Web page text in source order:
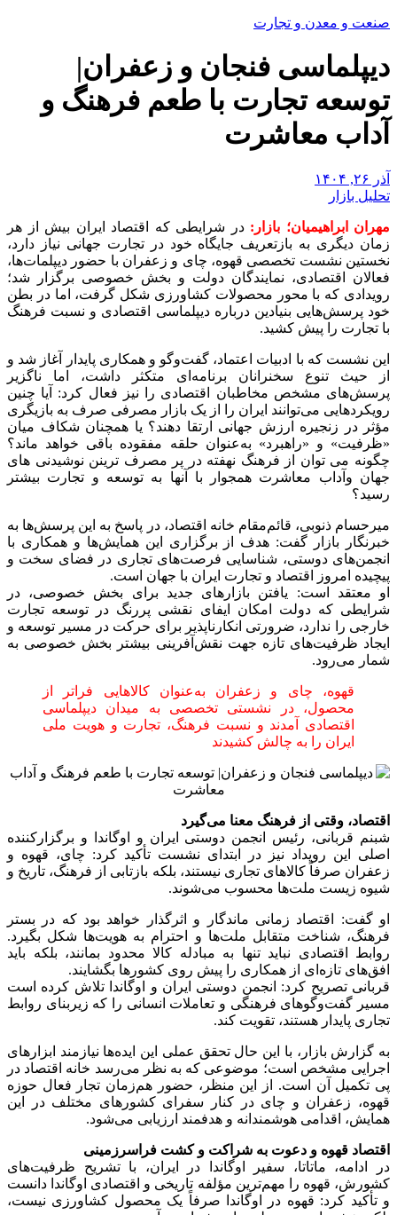
صنعت و معدن و تجارت
دیپلماسی فنجان و زعفران|
توسعه تجارت با طعم فرهنگ و
آداب معاشرت
آذر ۲۶, ۱۴۰۴
تحلیل بازار
مهران ابراهیمیان؛ بازار: در شرایطی که اقتصاد ایران بیش از هر
زمان دیگری به بازتعریف جایگاه خود در تجارت جهانی نیاز دارد،
نخستین نشست تخصصی قهوه، چای و زعفران با حضور دیپلمات‌ها،
فعالان اقتصادی، نمایندگان دولت و بخش خصوصی برگزار شد؛
رویدادی که با محور محصولات کشاورزی شکل گرفت، اما در بطن
خود پرسش‌هایی بنیادین درباره دیپلماسی اقتصادی و نسبت فرهنگ
با تجارت را پیش کشید.
این نشست که با ادبیات اعتماد، گفت‌وگو و همکاری پایدار آغاز شد و
از حیث تنوع سخنرانان برنامه‌ای متکثر داشت، اما ناگزیر
پرسش‌های مشخص مخاطبان اقتصادی را نیز فعال کرد: آیا چنین
رویکردهایی می‌توانند ایران را از یک بازار مصرفی صرف به بازیگری
مؤثر در زنجیره ارزش جهانی ارتقا دهند؟ یا همچنان شکاف میان
«ظرفیت» و «راهبرد» به‌عنوان حلقه مفقوده باقی خواهد ماند؟
چگونه می توان از فرهنگ نهفته در پر مصرف ترینن نوشیدنی های
جهان وآداب معاشرت همجوار با آنها به توسعه و تجارت بیشتر
رسید؟
میرحسام ذنوبی، قائم‌مقام خانه اقتصاد، در پاسخ به این پرسش‌ها به
خبرنگار بازار گفت: هدف از برگزاری این همایش‌ها و همکاری با
انجمن‌های دوستی، شناسایی فرصت‌های تجاری در فضای سخت و
پیچیده امروز اقتصاد و تجارت ایران با جهان است.
او معتقد است: یافتن بازارهای جدید برای بخش خصوصی، در
شرایطی که دولت امکان ایفای نقشی پررنگ در توسعه تجارت
خارجی را ندارد، ضرورتی انکارناپذیر برای حرکت در مسیر توسعه و
ایجاد ظرفیت‌های تازه جهت نقش‌آفرینی بیشتر بخش خصوصی به
شمار می‌رود.
قهوه، چای و زعفران به‌عنوان کالاهایی فراتر از
محصول، در نشستی تخصصی به میدان دیپلماسی
اقتصادی آمدند و نسبت فرهنگ، تجارت و هویت ملی
ایران را به چالش کشیدند
اقتصاد، وقتی از فرهنگ معنا می‌گیرد
شبنم قربانی، رئیس انجمن دوستی ایران و اوگاندا و برگزارکننده
اصلی این رویداد نیز در ابتدای نشست تأکید کرد: چای، قهوه و
زعفران صرفاً کالاهای تجاری نیستند، بلکه بازتابی از فرهنگ، تاریخ و
شیوه زیست ملت‌ها محسوب می‌شوند.
او گفت: اقتصاد زمانی ماندگار و اثرگذار خواهد بود که در بستر
فرهنگ، شناخت متقابل ملت‌ها و احترام به هویت‌ها شکل بگیرد.
روابط اقتصادی نباید تنها به مبادله کالا محدود بمانند، بلکه باید
افق‌های تازه‌ای از همکاری را پیش روی کشورها بگشایند.
قربانی تصریح کرد: انجمن دوستی ایران و اوگاندا تلاش کرده است
مسیر گفت‌وگوهای فرهنگی و تعاملات انسانی را که زیربنای روابط
تجاری پایدار هستند، تقویت کند.
به گزارش بازار، با این حال تحقق عملی این ایده‌ها نیازمند ابزارهای
اجرایی مشخص است؛ موضوعی که به نظر می‌رسد خانه اقتصاد در
پی تکمیل آن است. از این منظر، حضور هم‌زمان تجار فعال حوزه
قهوه، زعفران و چای در کنار سفرای کشورهای مختلف در این
همایش، اقدامی هوشمندانه و هدفمند ارزیابی می‌شود.
اقتصاد قهوه و دعوت به شراکت و کشت فراسرزمینی
در ادامه، ماتاتا، سفیر اوگاندا در ایران، با تشریح ظرفیت‌های
کشورش، قهوه را مهم‌ترین مؤلفه تاریخی و اقتصادی اوگاندا دانست
و تأکید کرد: قهوه در اوگاندا صرفاً یک محصول کشاورزی نیست،